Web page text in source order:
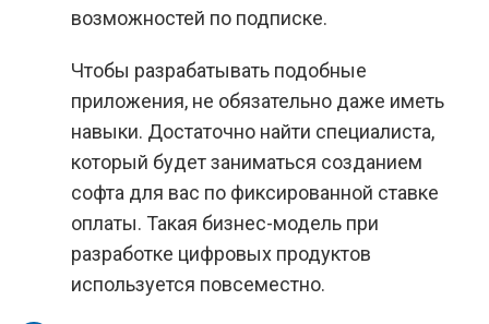
возможностей по подписке.
Чтобы разрабатывать подобные
приложения, не обязательно даже иметь
навыки. Достаточно найти специалиста,
который будет заниматься созданием
софта для вас по фиксированной ставке
оплаты. Такая бизнес-модель при
разработке цифровых продуктов
используется повсеместно.